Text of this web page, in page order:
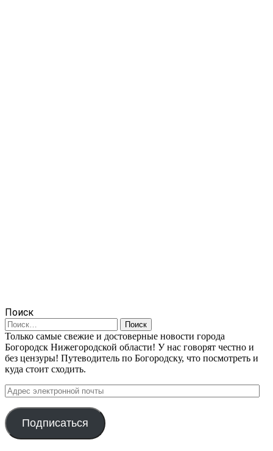
Поиск
Найти:
Только самые свежие и достоверные новости города
Богородск Нижегородской области! У нас говорят честно и
без цензуры! Путеводитель по Богородску, что посмотреть и
куда стоит сходить.
Адрес
электронной
почты
Подписаться